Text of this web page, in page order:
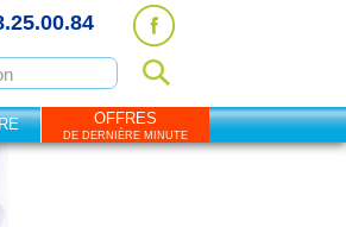
OFFRES
DE DERNIÈRE MINUTE